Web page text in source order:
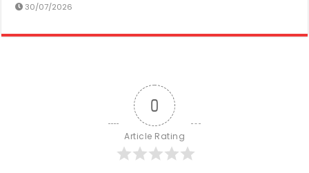
30/07/2026
0
Article Rating